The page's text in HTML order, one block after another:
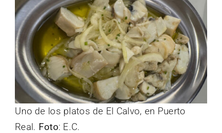
Uno de los platos de El Calvo, en Puerto
Real. Foto: E.C.